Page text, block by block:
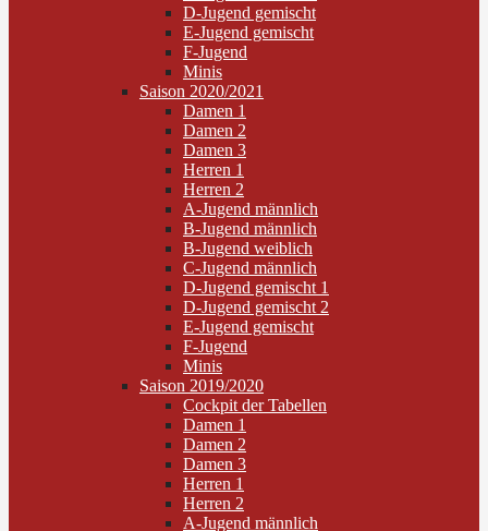
D-Jugend gemischt
E-Jugend gemischt
F-Jugend
Minis
Saison 2020/2021
Damen 1
Damen 2
Damen 3
Herren 1
Herren 2
A-Jugend männlich
B-Jugend männlich
B-Jugend weiblich
C-Jugend männlich
D-Jugend gemischt 1
D-Jugend gemischt 2
E-Jugend gemischt
F-Jugend
Minis
Saison 2019/2020
Cockpit der Tabellen
Damen 1
Damen 2
Damen 3
Herren 1
Herren 2
A-Jugend männlich